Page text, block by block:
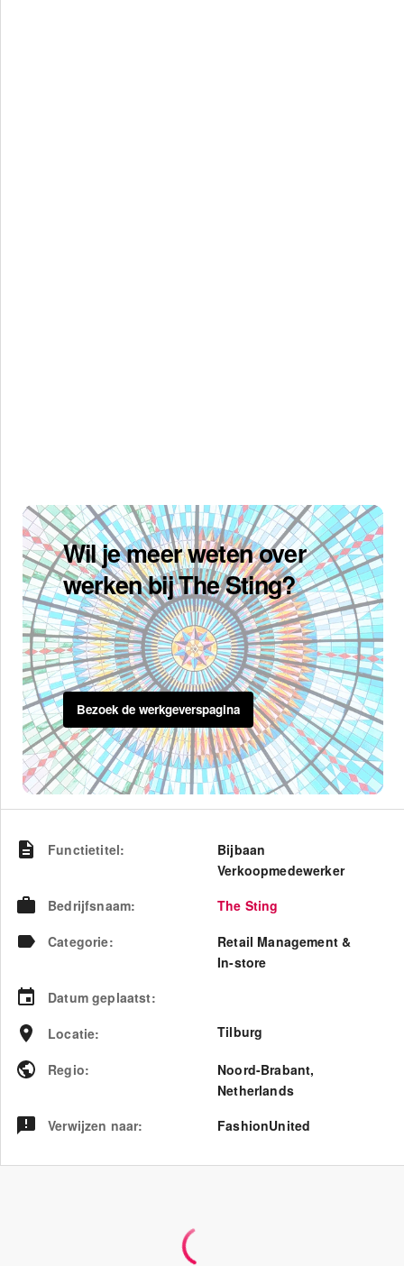
Wil je meer weten over
werken bij The Sting?
Bezoek de werkgeverspagina
Functietitel:
Bijbaan
Verkoopmedewerker
Bedrijfsnaam:
The Sting
Categorie:
Retail Management &
In-store
Datum geplaatst:
Locatie: Tilburg
Regio: Noord-Brabant,
Netherlands
Verwijzen naar: FashionUnited